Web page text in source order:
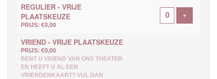
REGULIER - VRIJE
PLAATSKEUZE
PRIJS: €0,00
+Voeg
VRIEND - VRIJE PLAATSKEUZE
PRIJS: €0,00
BENT U VRIEND VAN ONS THEATER
EN HEEFT U AL EEN
VRIENDENKAART? VUL DAN